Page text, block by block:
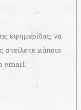
εφημερίδας, να
στείλετε κάποιο
email: